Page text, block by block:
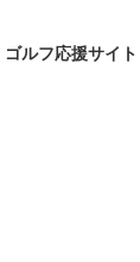
ゴルフ応援サイト